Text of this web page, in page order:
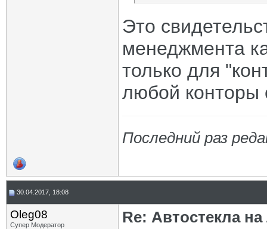
Это
менеджмента
только для
любой конторы
Последний раз
30.04.2017, 18:08
Oleg08
Супер Модератор Re: Автостекла